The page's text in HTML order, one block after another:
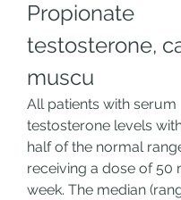
Propionate
testosterone,
muscu
All patients with serum
testosterone levels
half of the normal
receiving a dose of 50
week. The median